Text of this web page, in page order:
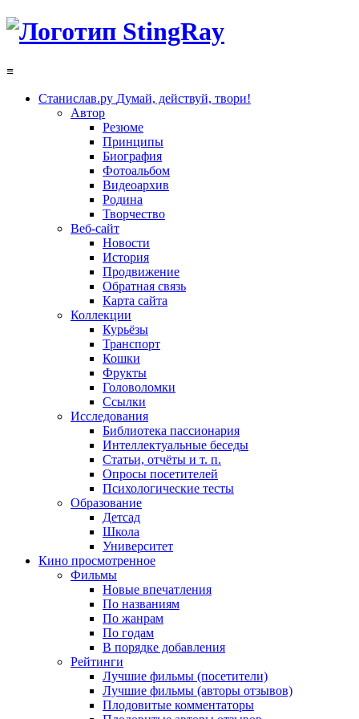
≡
Станислав.ру Думай, действуй, твори!
Автор
Резюме
Принципы
Биография
Фотоальбом
Видеоархив
Родина
Творчество
Веб-сайт
Новости
История
Продвижение
Обратная связь
Карта сайта
Коллекции
Курьёзы
Транспорт
Кошки
Фрукты
Головоломки
Ссылки
Исследования
Библиотека пассионария
Интеллектуальные беседы
Статьи, отчёты и т. п.
Опросы посетителей
Психологические тесты
Образование
Детсад
Школа
Университет
Кино просмотренное
Фильмы
Новые впечатления
По названиям
По жанрам
По годам
В порядке добавления
Рейтинги
Лучшие фильмы (посетители)
Лучшие фильмы (авторы отзывов)
Плодовитые комментаторы